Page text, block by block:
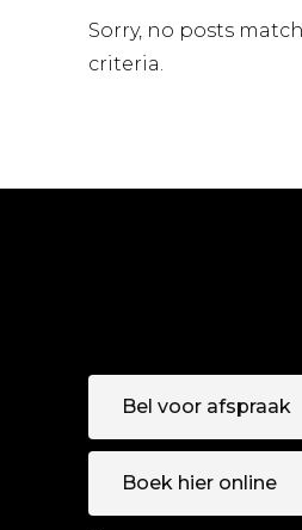
Sorry, no posts
criteria.
Bel voor afspraak
Boek hier online